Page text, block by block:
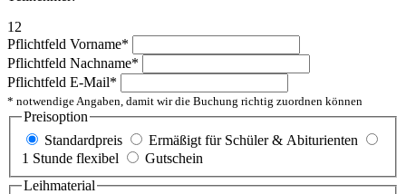
12
Pflichtfeld Vorname*
Pflichtfeld Nachname*
Pflichtfeld E-Mail*
* notwendige Angaben, damit wir die Buchung richtig zuordnen können
Preisoption
Standardpreis
Ermäßigt für Schüler & Abiturienten
1 Stunde flexibel
Gutschein
Leihmaterial